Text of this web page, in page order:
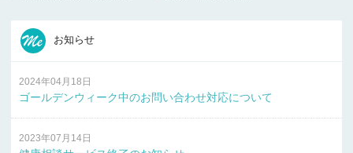
お知らせ
2024年04月18日
ゴールデンウィーク中のお問い合わせ対応について
2023年07月14日